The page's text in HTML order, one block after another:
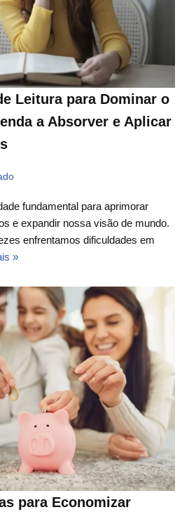
Leitura para Dominar o
a Absorver e Aplicar
fundamental para aprimorar
e expandir nossa visão de mundo.
enfrentamos dificuldades em
»
para Economizar